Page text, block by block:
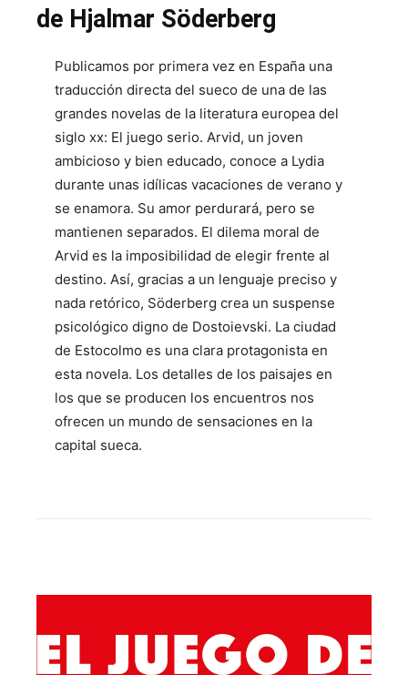
de Hjalmar Söderberg
Publicamos por primera vez en España una
traducción directa del sueco de una de las
grandes novelas de la literatura europea del
siglo xx: El juego serio. Arvid, un joven
ambicioso y bien educado, conoce a Lydia
durante unas idílicas vacaciones de verano y
se enamora. Su amor perdurará, pero se
mantienen separados. El dilema moral de
Arvid es la imposibilidad de elegir frente al
destino. Así, gracias a un lenguaje preciso y
nada retórico, Söderberg crea un suspense
psicológico digno de Dostoievski. La ciudad
de Estocolmo es una clara protagonista en
esta novela. Los detalles de los paisajes en
los que se producen los encuentros nos
ofrecen un mundo de sensaciones en la
capital sueca.